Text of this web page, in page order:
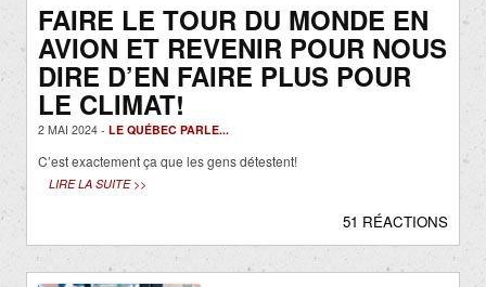
FAIRE LE TOUR DU MONDE EN
AVION ET REVENIR POUR NOUS
DIRE D’EN FAIRE PLUS POUR
LE CLIMAT!
2 MAI 2024 - LE QUÉBEC PARLE...
C’est exactement ça que les gens détestent!
LIRE LA SUITE >>
51 RÉACTIONS